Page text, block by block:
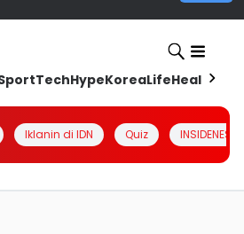
TechHypeKoreaLifeHealth
Iklanin di IDN Quiz INSIDENESIA